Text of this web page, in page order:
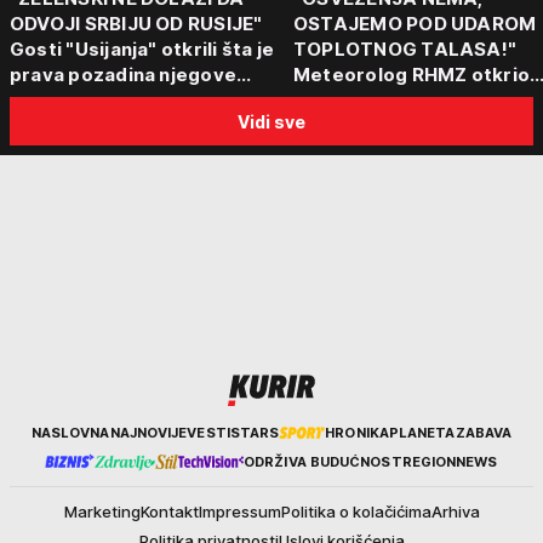
ODVOJI SRBIJU OD RUSIJE"
Gosti "Usijanja" otkrili šta je
prava pozadina njegove
posete Beogradu
OSTAJEMO POD UDAROM
TOPLOTNOG TALASA!"
Meteorolog RHMZ otkrio
kakvo vreme nas čeka do
kraja avgusta
Vidi sve
KurirNASLOVNANAJNOVIJEVESTISTARS HRONIKAPLANETAZABAVA
ODRŽIVA BUDUĆNOSTREGIONNEWS
MarketingKontaktImpressumPolitika o kolačićimaArhiva